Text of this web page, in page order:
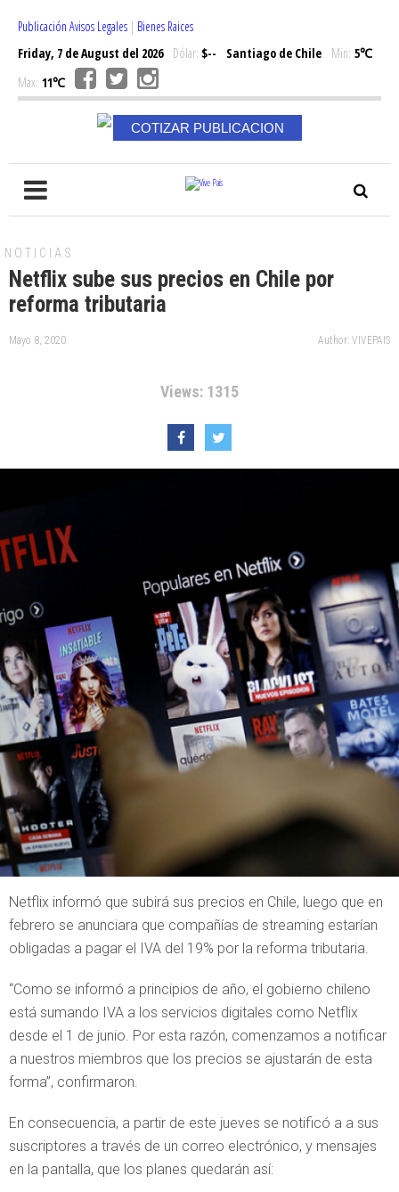
Publicación Avisos Legales | Bienes Raices
Friday, 7 de August del 2026Dólar: $-- Santiago de Chile Min: 5℃
Max: 11℃
COTIZAR PUBLICACION
NOTICIAS
Netflix sube sus precios en Chile por
reforma tributaria
Mayo 8, 2020 Author: VIVEPAIS
Views: 1315
Netflix informó que subirá sus precios en Chile, luego que en
febrero se anunciara que compañías de streaming estarían
obligadas a pagar el IVA del 19% por la reforma tributaria.
“Como se informó a principios de año, el gobierno chileno
está sumando IVA a los servicios digitales como Netflix
desde el 1 de junio. Por esta razón, comenzamos a notificar
a nuestros miembros que los precios se ajustarán de esta
forma”, confirmaron.
En consecuencia, a partir de este jueves se notificó a a sus
suscriptores a través de un correo electrónico, y mensajes
en la pantalla, que los planes quedarán así: